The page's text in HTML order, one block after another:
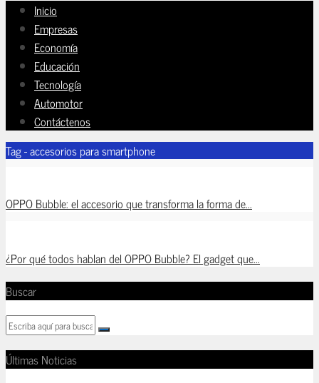
Inicio
Empresas
Economía
Educación
Tecnología
Automotor
Contáctenos
Tag - accesorios para smartphone
OPPO Bubble: el accesorio que transforma la forma de...
¿Por qué todos hablan del OPPO Bubble? El gadget que...
Buscar
Últimas Noticias